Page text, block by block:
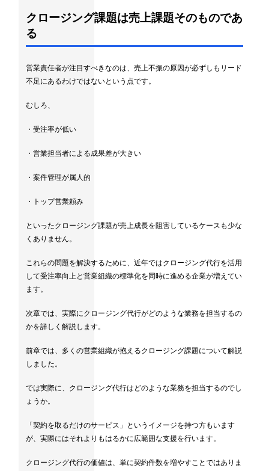
クロージング課題は売上課題そのものであ
る
営業責任者が注目すべきなのは、売上不振の原因が必ずしもリード
不足にあるわけではないという点です。
むしろ、
・受注率が低い
・営業担当者による成果差が大きい
・案件管理が属人的
・トップ営業頼み
といったクロージング課題が売上成長を阻害しているケースも少な
くありません。
これらの問題を解決するために、近年ではクロージング代行を活用
して受注率向上と営業組織の標準化を同時に進める企業が増えてい
ます。
次章では、実際にクロージング代行がどのような業務を担当するの
かを詳しく解説します。
前章では、多くの営業組織が抱えるクロージング課題について解説
しました。
では実際に、クロージング代行はどのような業務を担当するのでし
ょうか。
「契約を取るだけのサービス」というイメージを持つ方もいます
が、実際にはそれよりもはるかに広範囲な支援を行います。
クロージング代行の価値は、単に契約件数を増やすことではありま